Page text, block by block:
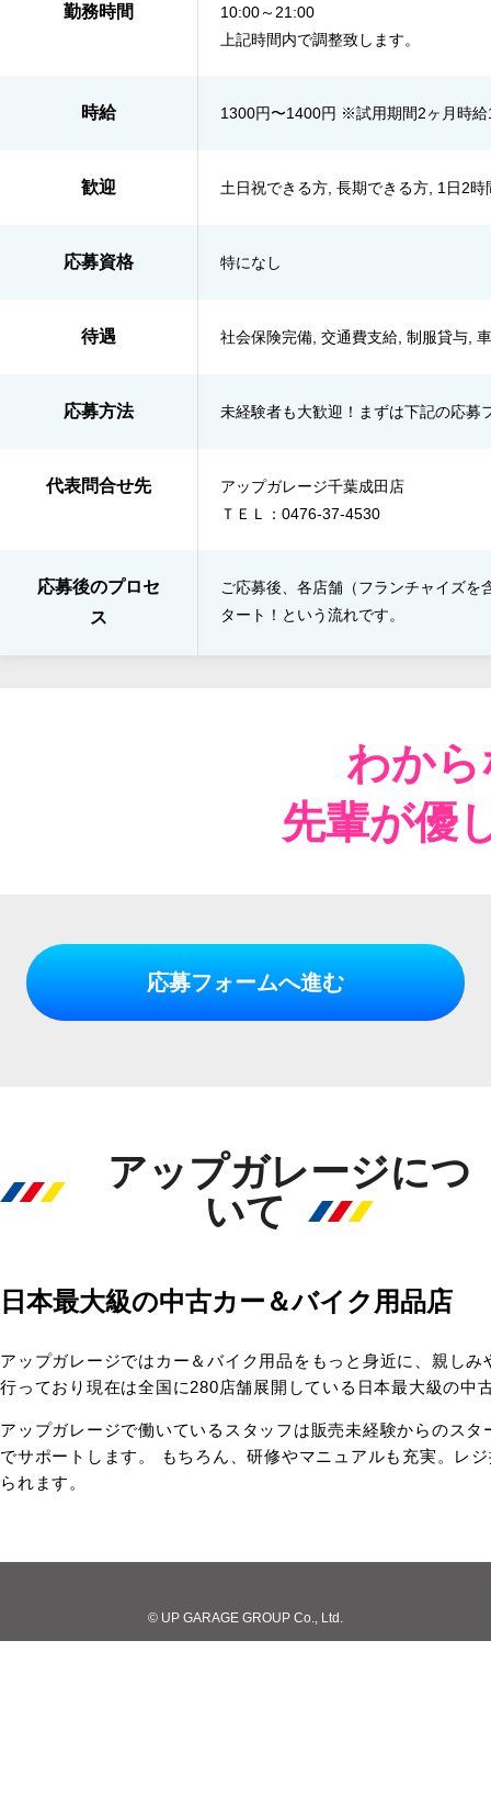
勤務時間
10:00～21:00
上記時間内で調整致します。
時給 1300円〜1400円 ※試用期間2ヶ月時給
歓迎 土日祝できる方, 長期できる方, 1日2
応募資格 特になし
待遇 社会保険完備, 交通費支給, 制服貸与,
応募方法 未経験者も大歓迎！まずは下記の応募
代表問合せ先
アップガレージ千葉成田店
ＴＥＬ：0476-37-4530
応募後のプロセ
ス
ご応募後、各店舗（フランチャイズ
タート！​という流れです。
わか
先輩が優
応募フォームへ進む
アップガレージにつ
いて
日本最大級の中古カー＆バイク用品店
アップガレージではカー＆バイク用品をもっと身近に、親し
行っており現在は全国に280店舗展開している日本最大級の中
アップガレージで働いているスタッフは販売未経験からのス
でサポートします。 もちろん、研修やマニュアルも充実。レ
られます。
© UP GARAGE GROUP Co., Ltd.